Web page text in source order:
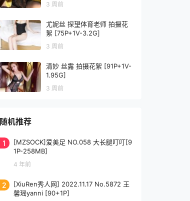
3 周前
尤妮丝 探望体育老师 拍摄花
絮 [75P+1V-3.2G]
3 周前
清妙 丝露 拍摄花絮 [91P+1V-
1.95G]
3 周前
随机推荐
1
[MZSOCK]爱美足 NO.058 大长腿叮叮[9
1P-258MB]
4 年前
2
[XiuRen秀人网] 2022.11.17 No.5872 王
馨瑶yanni [90+1P]